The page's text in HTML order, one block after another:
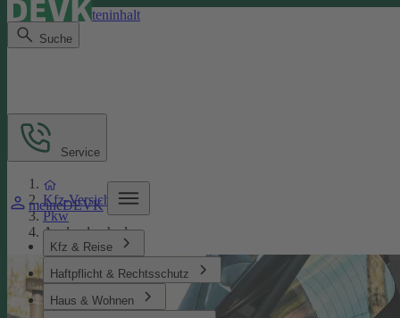
Direkt zum Seiteninhalt
Suche
meineDEVK
Kfz & Reise
Haftpflicht & Rechtsschutz
Haus & Wohnen
Service
Kfz-Versicherung
Pkw
Auslandsschaden